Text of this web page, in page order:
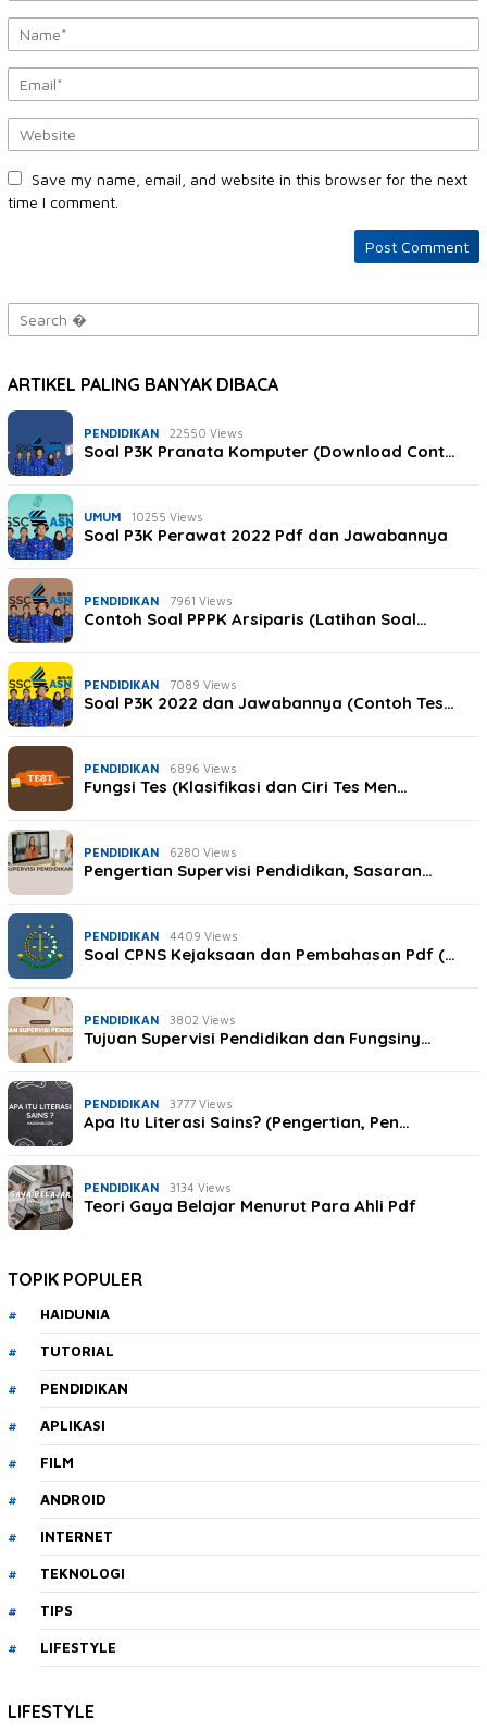
Save my name, email, and website in this browser for the next
time I comment.
Search
for:
ARTIKEL PALING BANYAK DIBACA
PENDIDIKAN 22550 Views
Soal P3K Pranata Komputer (Download Cont…
UMUM 10255 Views
Soal P3K Perawat 2022 Pdf dan Jawabannya
PENDIDIKAN 7961 Views
Contoh Soal PPPK Arsiparis (Latihan Soal…
PENDIDIKAN 7089 Views
Soal P3K 2022 dan Jawabannya (Contoh Tes…
PENDIDIKAN 6896 Views
Fungsi Tes (Klasifikasi dan Ciri Tes Men…
PENDIDIKAN 6280 Views
Pengertian Supervisi Pendidikan, Sasaran…
PENDIDIKAN 4409 Views
Soal CPNS Kejaksaan dan Pembahasan Pdf (…
PENDIDIKAN 3802 Views
Tujuan Supervisi Pendidikan dan Fungsiny…
PENDIDIKAN 3777 Views
Apa Itu Literasi Sains? (Pengertian, Pen…
PENDIDIKAN 3134 Views
Teori Gaya Belajar Menurut Para Ahli Pdf
TOPIK POPULER
HAIDUNIA
TUTORIAL
PENDIDIKAN
APLIKASI
FILM
ANDROID
INTERNET
TEKNOLOGI
TIPS
LIFESTYLE
LIFESTYLE